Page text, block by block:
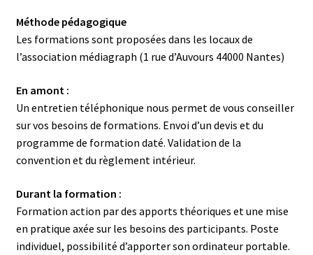
Méthode pédagogique
Les formations sont proposées dans les locaux de
l’association médiagraph (1 rue d’Auvours 44000 Nantes)
En amont :
Un entretien téléphonique nous permet de vous conseiller
sur vos besoins de formations. Envoi d’un devis et du
programme de formation daté. Validation de la
convention et du règlement intérieur.
Durant la formation :
Formation action par des apports théoriques et une mise
en pratique axée sur les besoins des participants. Poste
individuel, possibilité d’apporter son ordinateur portable.